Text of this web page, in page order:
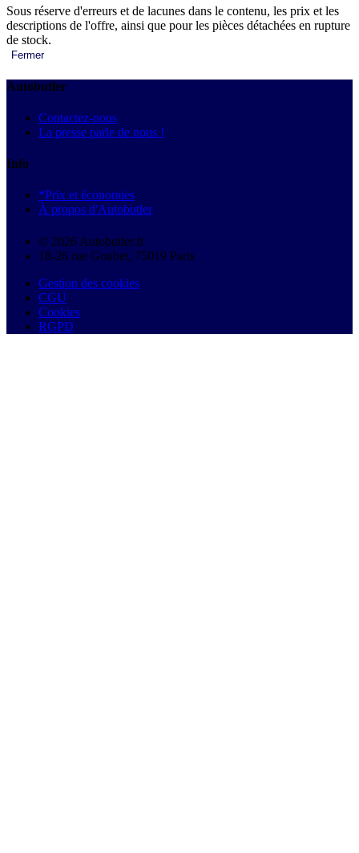
Sous réserve d'erreurs et de lacunes dans le contenu, les prix et les
descriptions de l'offre, ainsi que pour les pièces détachées en rupture
de stock.
Fermer
Autobutler
Contactez-nous
La presse parle de nous !
Info
*Prix et économies
À propos d'Autobutler
© 2026 Autobutler.fr
18-26 rue Goubet, 75019 Paris
Gestion des cookies
CGU
Cookies
RGPD